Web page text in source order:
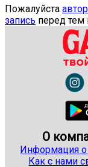
Пожалуйста
запись перед тем
О
Информация
Как с нами